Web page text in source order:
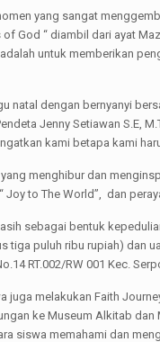
yang sangat
God “ diambil dari ayat
untuk memberikan
natal dengan bernyanyi
Jenny Setiawan S.E,
kami betapa kami
menghibur dan
to The World”, dan
sebagai bentuk
tiga puluh ribu rupiah)
RT.002/RW 001 Kec.
juga melakukan Faith
ke Museum Alkitab
siswa memahami dan